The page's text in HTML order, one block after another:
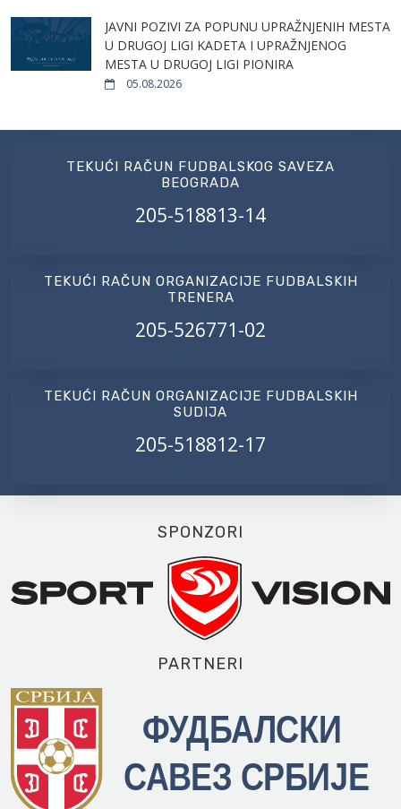
JAVNI POZIVI ZA POPUNU UPRAŽNJENIH MESTA
U DRUGOJ LIGI KADETA I UPRAŽNJENOG
MESTA U DRUGOJ LIGI PIONIRA
05.08.2026
TEKUĆI RAČUN FUDBALSKOG SAVEZA
BEOGRADA
205-518813-14
TEKUĆI RAČUN ORGANIZACIJE FUDBALSKIH
TRENERA
205-526771-02
TEKUĆI RAČUN ORGANIZACIJE FUDBALSKIH
SUDIJA
205-518812-17
SPONZORI
PARTNERI